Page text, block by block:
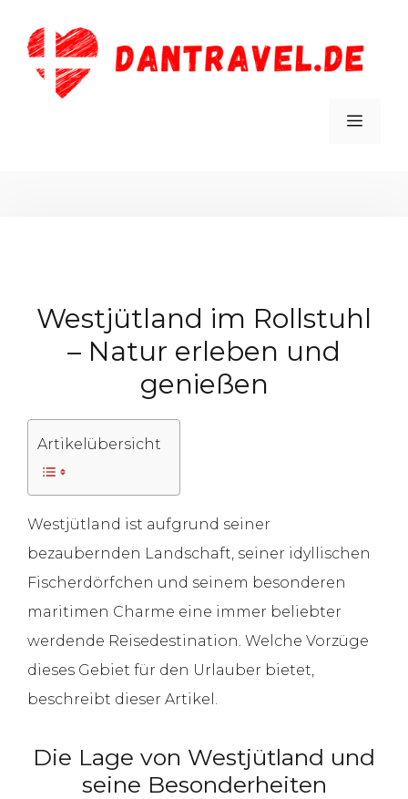
Inhalt
springen
Westjütland im Rollstuhl
– Natur erleben und
genießen
Artikelübersicht
Westjütland ist aufgrund seiner
bezaubernden Landschaft, seiner idyllischen
Fischerdörfchen und seinem besonderen
maritimen Charme eine immer beliebter
werdende Reisedestination. Welche Vorzüge
dieses Gebiet für den Urlauber bietet,
beschreibt dieser Artikel.
Die Lage von Westjütland und
seine Besonderheiten